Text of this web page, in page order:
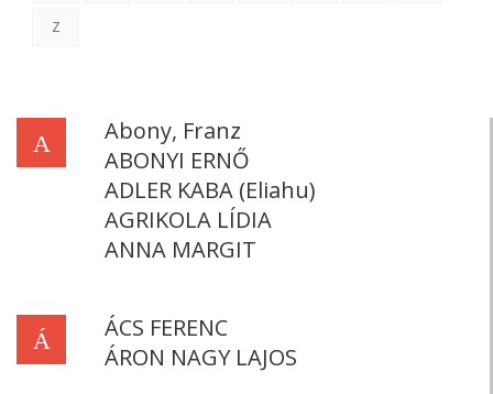
Z
A
Abony, Franz
ABONYI ERNŐ
ADLER KABA (Eliahu)
AGRIKOLA LÍDIA
ANNA MARGIT
Á
ÁCS FERENC
ÁRON NAGY LAJOS